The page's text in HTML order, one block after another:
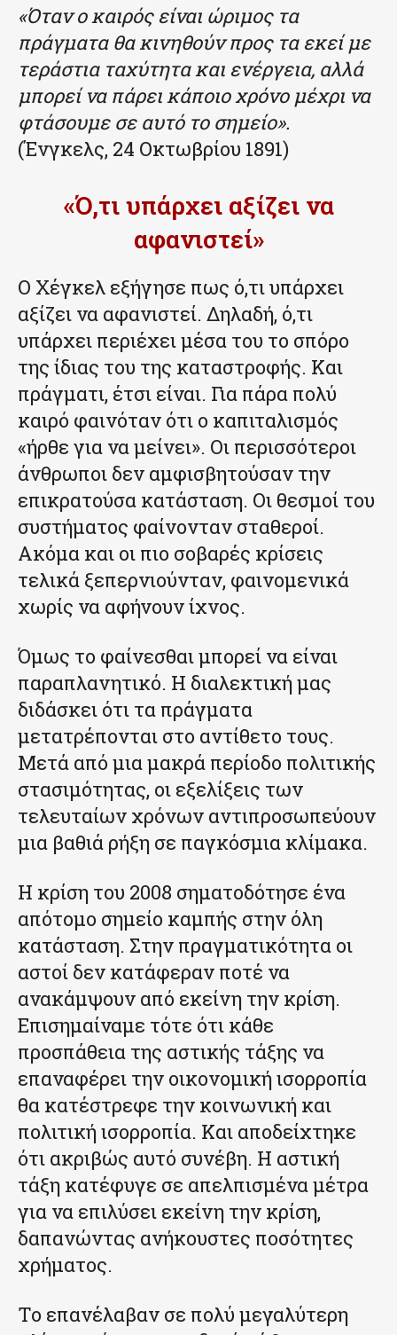
«Όταν ο καιρός είναι ώριμος τα
πράγματα θα κινηθούν προς τα εκεί με
τεράστια ταχύτητα και ενέργεια, αλλά
μπορεί να πάρει κάποιο χρόνο μέχρι να
φτάσουμε σε αυτό το σημείο».
(Ένγκελς, 24 Οκτωβρίου 1891)
«Ό,τι υπάρχει αξίζει να
αφανιστεί»
Ο Χέγκελ εξήγησε πως ό,τι υπάρχει
αξίζει να αφανιστεί. Δηλαδή, ό,τι
υπάρχει περιέχει μέσα του το σπόρο
της ίδιας του της καταστροφής. Και
πράγματι, έτσι είναι. Για πάρα πολύ
καιρό φαινόταν ότι ο καπιταλισμός
«ήρθε για να μείνει». Οι περισσότεροι
άνθρωποι δεν αμφισβητούσαν την
επικρατούσα κατάσταση. Οι θεσμοί του
συστήματος φαίνονταν σταθεροί.
Ακόμα και οι πιο σοβαρές κρίσεις
τελικά ξεπερνιούνταν, φαινομενικά
χωρίς να αφήνουν ίχνος.
Όμως το φαίνεσθαι μπορεί να είναι
παραπλανητικό. Η διαλεκτική μας
διδάσκει ότι τα πράγματα
μετατρέπονται στο αντίθετο τους.
Μετά από μια μακρά περίοδο πολιτικής
στασιμότητας, οι εξελίξεις των
τελευταίων χρόνων αντιπροσωπεύουν
μια βαθιά ρήξη σε παγκόσμια κλίμακα.
Η κρίση του 2008 σηματοδότησε ένα
απότομο σημείο καμπής στην όλη
κατάσταση. Στην πραγματικότητα οι
αστοί δεν κατάφεραν ποτέ να
ανακάμψουν από εκείνη την κρίση.
Επισημαίναμε τότε ότι κάθε
προσπάθεια της αστικής τάξης να
επαναφέρει την οικονομική ισορροπία
θα κατέστρεφε την κοινωνική και
πολιτική ισορροπία. Και αποδείχτηκε
ότι ακριβώς αυτό συνέβη. Η αστική
τάξη κατέφυγε σε απελπισμένα μέτρα
για να επιλύσει εκείνη την κρίση,
δαπανώντας ανήκουστες ποσότητες
χρήματος.
Το επανέλαβαν σε πολύ μεγαλύτερη